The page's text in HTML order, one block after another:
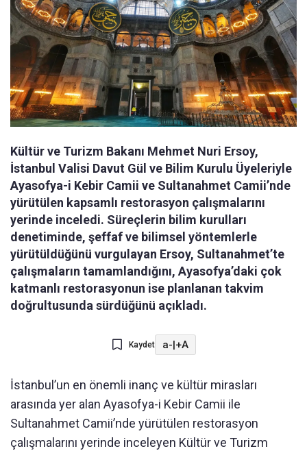
Kültür ve Turizm Bakanı Mehmet Nuri Ersoy,
İstanbul Valisi Davut Gül ve Bilim Kurulu Üyeleriyle
Ayasofya-i Kebir Camii ve Sultanahmet Camii’nde
yürütülen kapsamlı restorasyon çalışmalarını
yerinde inceledi. Süreçlerin bilim kurulları
denetiminde, şeffaf ve bilimsel yöntemlerle
yürütüldüğünü vurgulayan Ersoy, Sultanahmet’te
çalışmaların tamamlandığını, Ayasofya’daki çok
katmanlı restorasyonun ise planlanan takvim
doğrultusunda sürdüğünü açıkladı.
Kaydet a-|+A
İstanbul’un en önemli inanç ve kültür mirasları
arasında yer alan Ayasofya-i Kebir Camii ile
Sultanahmet Camii’nde yürütülen restorasyon
çalışmalarını yerinde inceleyen Kültür ve Turizm